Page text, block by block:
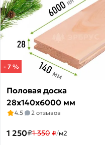
- 7 %
Половая доска
28х140х6000 мм
4.5 2 отзывов
1 250₽1 350 ₽/м2